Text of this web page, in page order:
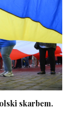
skarbem.